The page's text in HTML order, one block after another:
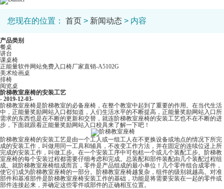
您现在的位置： 首页 > 新闻动态 > 内容
产品类别
餐桌
讲台
课桌椅
正能量软件网站免费入口椅厂家直销-A5102G
美术绘画桌
排椅
阅览桌
阶梯教室座椅的安装工艺
- 2019-12-03-
阶梯教室座椅是阶梯教室的必备座椅，在整个教室中起到了重要的作用。在当代生活
中，正能量奖励网站入口都知道，人们生活水平的不断提高，正能量奖励网站入口所
需求的东西也是在不断的更新和交替，就连阶梯教室座椅的安装工艺也不在不断的进
步，下面就跟着正能量奖励网站入口校具来了解一下吧！
阶梯教室座椅的安装工艺是由一个工人或一组工人在不更换设备或地点的情况下所完
成的安装工作，叫做用同一工具和辅具，不改变工作方法，并在固定的连续位迓上所
完成的安装工作，叫做工步。在一个安装工序中可包栝一个或儿个装配工步。阶梯教
室座椅的每个安装过程都需要仔细考虑和完成。总装配和部件装配由几个装配过程组
成。就阶梯教室座椅组成而言，零件是产品组成的最小单位！几个零件组合成零件，
使它们成为阶梯教室座椅的一部分。阶梯教室座椅越复杂，组件的级别就越高。对准
部件和基准部件是阶梯教室座椅安装工作的基础，功能是将需要安装在一起的零件或
部件连接起来，并确定这些零件或部件的正确相互位置。